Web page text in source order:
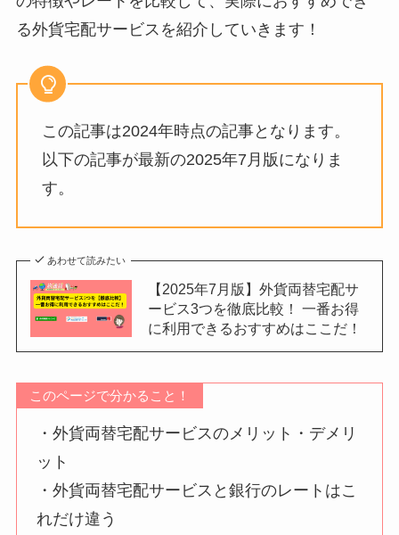
る外貨宅配サービスを紹介していきます！
この記事は2024年時点の記事となります。
以下の記事が最新の2025年7月版になりま
す。
あわせて読みたい
【2025年7月版】外貨両替宅配サ
ービス3つを徹底比較！ 一番お得
に利用できるおすすめはここだ！
このページで分かること！
・外貨両替宅配サービスのメリット・デメリ
ット
・外貨両替宅配サービスと銀行のレートはこ
れだけ違う